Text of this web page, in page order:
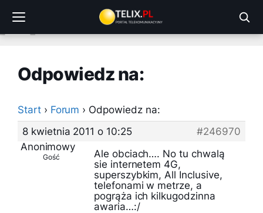
treści
Odpowiedz na:
Start › Forum › Odpowiedz na:
8 kwietnia 2011 o 10:25
#246970
Anonimowy
Gość
Ale obciach…. No tu chwalą
sie internetem 4G,
superszybkim, All Inclusive,
telefonami w metrze, a
pogrąża ich kilkugodzinna
awaria…:/